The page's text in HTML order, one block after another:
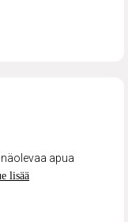
apua
lisää